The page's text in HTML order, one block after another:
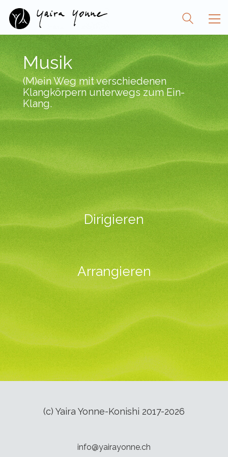
Musik
(M)ein Weg mit verschiedenen
Klangkörpern unterwegs zum Ein-
Klang.
Dirigieren
Arrangieren
(c) Yaira Yonne-Konishi 2017-2026
info@yairayonne.ch